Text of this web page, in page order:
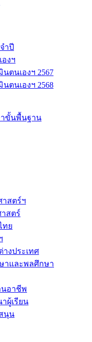
ำปี
งฯ
ตนเองฯ 2567
ตนเองฯ 2568
ขั้นพื้นฐาน
สตร์ฯ
สตร์
ทย
งประเทศ
าและพลศึกษา
นอาชีพ
ผู้เรียน
นุน